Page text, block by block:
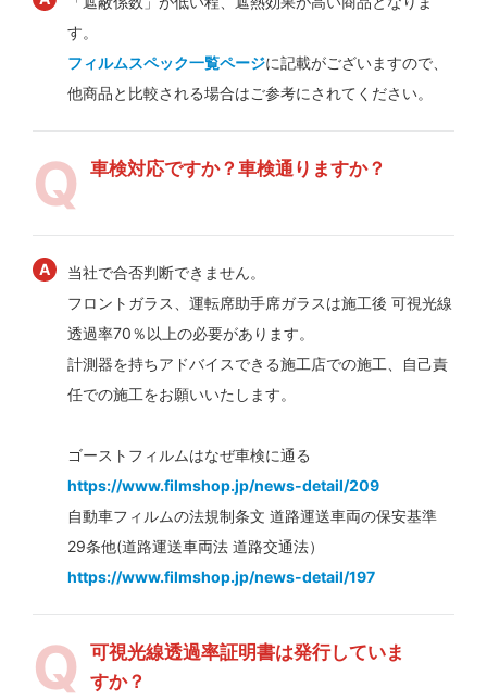
す。
フィルムスペック一覧ページに記載がございますので、
他商品と比較される場合はご参考にされてください。
車検対応ですか？車検通りますか？
当社で合否判断できません。
フロントガラス、運転席助手席ガラスは施工後 可視光線
透過率70％以上の必要があります。
計測器を持ちアドバイスできる施工店での施工、自己責
任での施工をお願いいたします。
ゴーストフィルムはなぜ車検に通る
https://www.filmshop.jp/news-detail/209
自動車フィルムの法規制条文 道路運送車両の保安基準
29条他(道路運送車両法 道路交通法）
https://www.filmshop.jp/news-detail/197
可視光線透過率証明書は発行していま
すか？